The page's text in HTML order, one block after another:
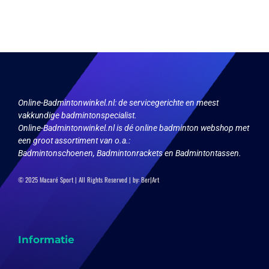
worden
productpagina
worden
productpagina
Online-Badmintonwinkel.nl:de servicegerichte en meest
vakkundige badmintonspecialist.
Online-Badmintonwinkel.nl is dé online badminton webshop met
een groot assortiment van o.a.:
Badmintonschoenen, Badmintonrackets en Badmintontassen.
© 2025 Macaré Sport | All Rights Reserved | by:Ber|Art
Informatie